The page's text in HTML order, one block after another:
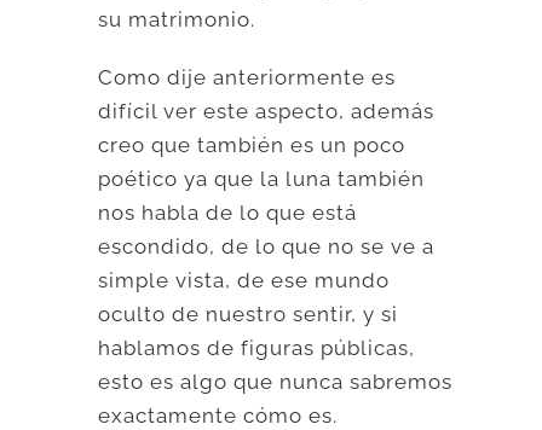
su matrimonio.
Como dije anteriormente es
difícil ver este aspecto, además
creo que también es un poco
poético ya que la luna también
nos habla de lo que está
escondido, de lo que no se ve a
simple vista, de ese mundo
oculto de nuestro sentir, y si
hablamos de figuras públicas,
esto es algo que nunca sabremos
exactamente cómo es.